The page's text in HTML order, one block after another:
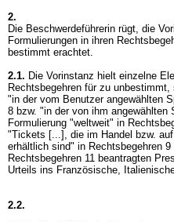
2.
Die Beschwerdeführerin rügt, die
Formulierungen in ihren
bestimmt erachtet.
2.1. Die Vorinstanz hielt einzelne
Rechtsbegehren für zu
"in der vom Benutzer angewählten
8 bzw. "in der von ihm angewählten
Formulierung "weltweit" in
"Tickets [...], die im Handel bzw.
erhältlich sind" in Rechtsbegehren
Rechtsbegehren 11 beantragten
Urteils ins Französische,
2.2.